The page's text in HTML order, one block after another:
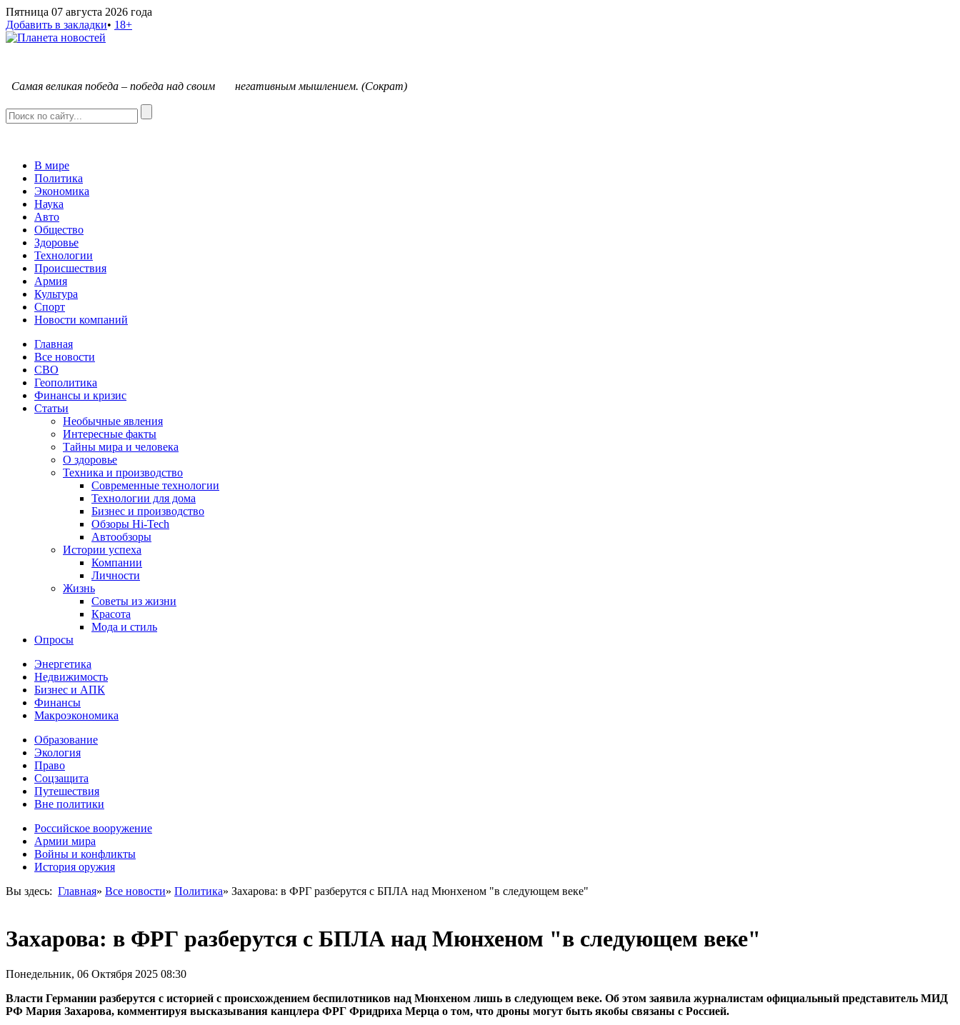
Пятница 07 августа 2026 года
Добавить в закладки• 18+
Самая великая победа – победа над своим негативным мышлением. (Сократ)
В мире
Политика
Экономика
Наука
Авто
Общество
Здоровье
Технологии
Происшествия
Армия
Культура
Спорт
Новости компаний
Главная
Все новости
СВО
Геополитика
Финансы и кризис
Статьи
Необычные явления
Интересные факты
Тайны мира и человека
О здоровье
Техника и производство
Современные технологии
Технологии для дома
Бизнес и производство
Обзоры Hi-Tech
Автообзоры
Истории успеха
Компании
Личности
Жизнь
Советы из жизни
Красота
Мода и стиль
Опросы
Энергетика
Недвижимость
Бизнес и АПК
Финансы
Макроэкономика
Образование
Экология
Право
Соцзащита
Путешествия
Вне политики
Российское вооружение
Армии мира
Войны и конфликты
История оружия
Вы здесь: Главная» Все новости» Политика» Захарова: в ФРГ разберутся с БПЛА над Мюнхеном "в следующем веке"
Захарова: в ФРГ разберутся с БПЛА над Мюнхеном "в следующем веке"
Понедельник, 06 Октября 2025 08:30
Власти Германии разберутся с историей с происхождением беспилотников над Мюнхеном лишь в следующем веке. Об этом заявила журналистам официальный представитель МИД
РФ Мария Захарова, комментируя высказывания канцлера ФРГ Фридриха Мерца о том, что дроны могут быть якобы связаны с Россией.